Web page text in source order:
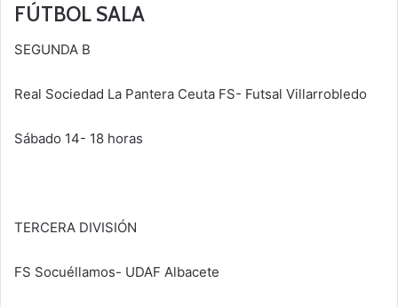
FÚTBOL SALA
SEGUNDA B
Real Sociedad La Pantera Ceuta FS- Futsal Villarrobledo
Sábado 14- 18 horas
TERCERA DIVISIÓN
FS Socuéllamos- UDAF Albacete